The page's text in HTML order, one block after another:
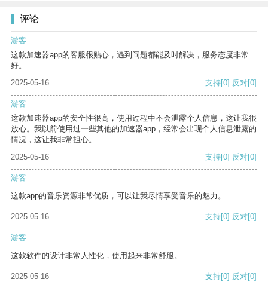
评论
游客
这款加速器app的客服很贴心，遇到问题都能及时解决，服务态度非常
好。
2025-05-16
支持[0] 反对[0]
游客
这款加速器app的安全性很高，使用过程中不会泄露个人信息，这让我很
放心。我以前使用过一些其他的加速器app，经常会出现个人信息泄露的
情况，这让我非常担心。
2025-05-16
支持[0] 反对[0]
游客
这款app的音乐资源非常优质，可以让我尽情享受音乐的魅力。
2025-05-16 支持[0] 反对[0]
游客
这款软件的设计非常人性化，使用起来非常舒服。
2025-05-16 支持[0] 反对[0]